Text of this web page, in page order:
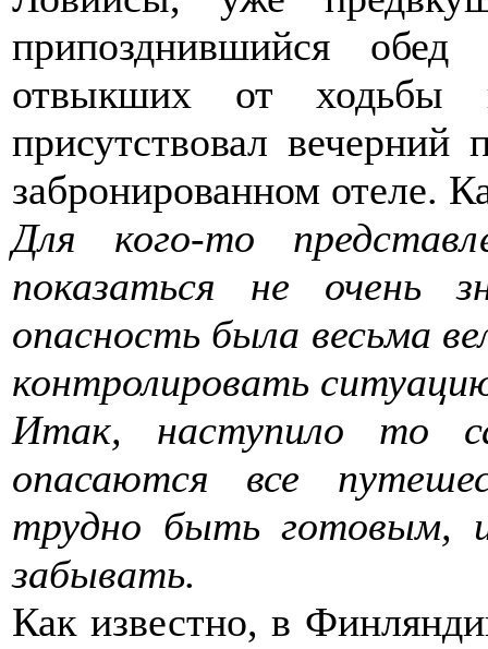
припозднившийся
отвыкших от ходьбы
присутствовал
забронированном отеле.
Для кого-то
показаться не очень
опасность была весьма
контролировать
Итак, наступило то
опасаются все
трудно быть готовым,
забывать.
Как известно, в